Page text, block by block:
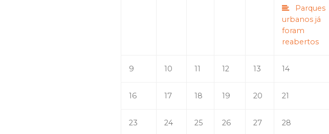
Parques
urbanos já
foram
reabertos
9 10 11 12 13 14
16 17 18 19 20 21
23 24 25 26 27 28